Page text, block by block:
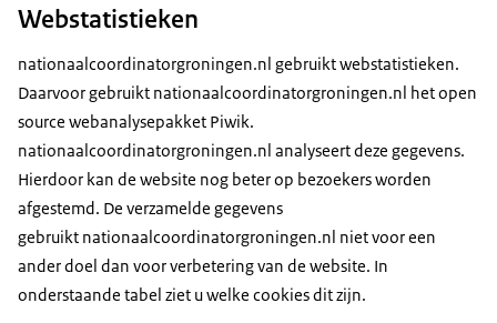
Webstatistieken
nationaalcoordinatorgroningen.nl gebruikt webstatistieken.
Daarvoor gebruikt nationaalcoordinatorgroningen.nl het open
source webanalysepakket Piwik.
nationaalcoordinatorgroningen.nl analyseert deze gegevens.
Hierdoor kan de website nog beter op bezoekers worden
afgestemd. De verzamelde gegevens
gebruikt nationaalcoordinatorgroningen.nl niet voor een
ander doel dan voor verbetering van de website. In
onderstaande tabel ziet u welke cookies dit zijn.